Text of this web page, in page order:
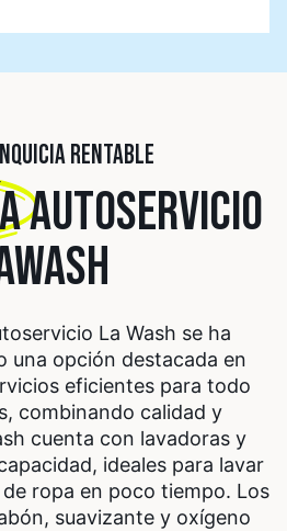
RENTABLE
AUTOSERVICIO
La Wash se ha
una opción destacada en
eficientes para todo
combinando calidad y
cuenta con lavadoras y
ideales para lavar
ropa en poco tiempo. Los
suavizante y oxígeno